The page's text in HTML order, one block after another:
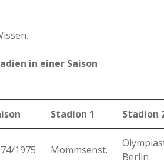
in einer Saison
Stadion 1 Stadion
1975 Mommsenst.
Berlin